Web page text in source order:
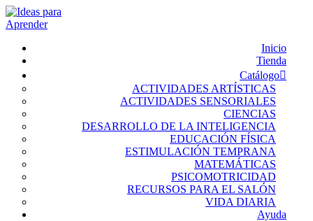
Inicio
Tienda
Catálogo
ACTIVIDADES ARTÍSTICAS
ACTIVIDADES SENSORIALES
CIENCIAS
DESARROLLO DE LA INTELIGENCIA
EDUCACIÓN FÍSICA
ESTIMULACIÓN TEMPRANA
MATEMÁTICAS
PSICOMOTRICIDAD
RECURSOS PARA EL SALÓN
VIDA DIARIA
Ayuda